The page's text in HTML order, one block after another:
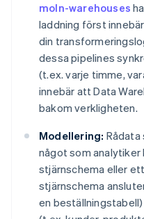
moln-warehouses
laddning först
din
dessa pipelines
(t.ex. varje timme,
innebär att Data
bakom verkligheten.
Modellering: Rådata
något som analytiker
stjärnschema eller
stjärnschema
en